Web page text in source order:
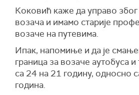
Коковић каже да управо
возача и имамо старије
возаче на путевима.
Ипак, напомиње и да је
граница за возаче аутобуса
са 24 на 21 годину, односно
година.